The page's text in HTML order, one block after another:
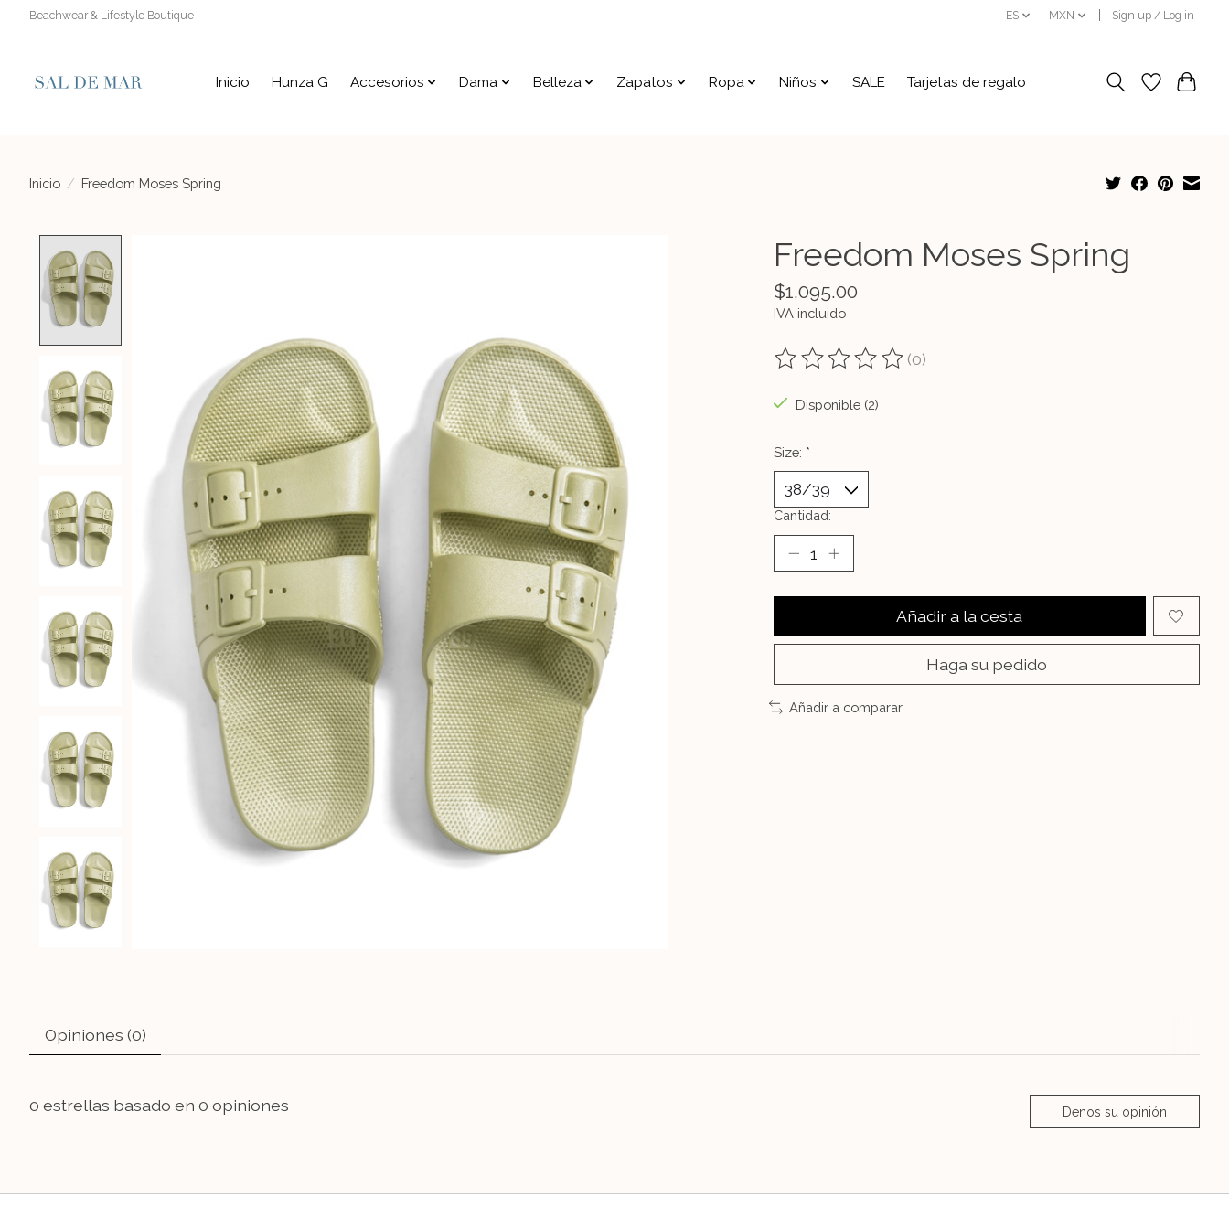
Beachwear & Lifestyle Boutique ES MXN Sign up / Log in
Inicio Hunza G Accesorios Dama Belleza Zapatos Ropa Niños SALE Tarjetas de regalo
Inicio / Freedom Moses Spring
Freedom Moses Spring
$1,095.00
IVA incluido
The rating of this product is
(0)
Disponible (2)
Size: *
Cantidad:
Añadir a la cesta
Haga su pedido
Añadir a comparar
Opiniones (0)
0 estrellas basado en 0 opiniones Denos su opinión